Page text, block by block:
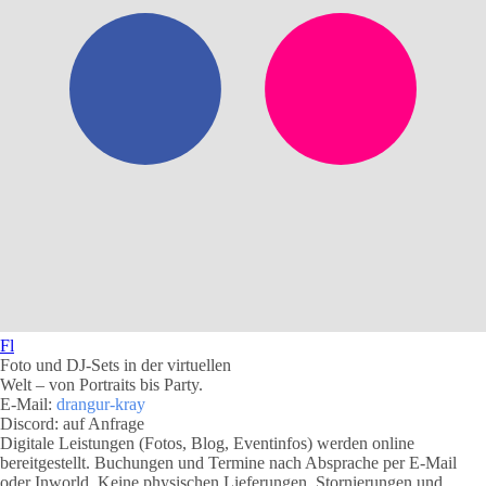
Fl
Foto und DJ-Sets in der virtuellen
Welt – von Portraits bis Party.
E-Mail: drangur-kray
Discord: auf Anfrage
Digitale Leistungen (Fotos, Blog, Eventinfos) werden online
bereitgestellt. Buchungen und Termine nach Absprache per E‑Mail
oder Inworld. Keine physischen Lieferungen. Stornierungen und